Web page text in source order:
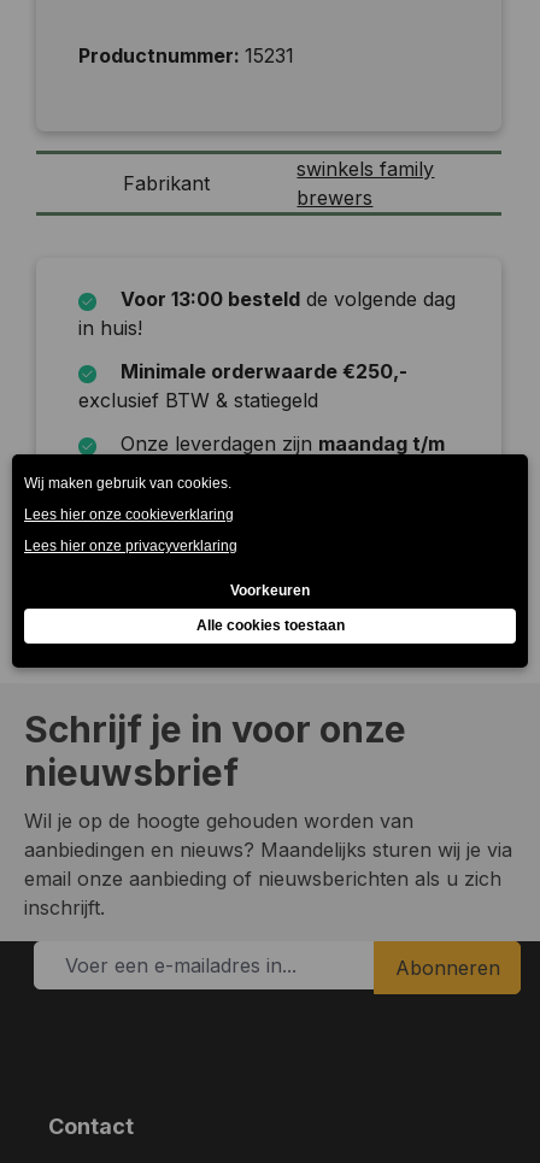
Productnummer: 15231
Fabrikant
swinkels family
brewers
Voor 13:00 besteld de volgende dag
in huis!
Minimale orderwaarde €250,-
exclusief BTW & statiegeld
Onze leverdagen zijn maandag t/m
zaterdag
Schrijf je in voor onze
nieuwsbrief
Wil je op de hoogte gehouden worden van
aanbiedingen en nieuws? Maandelijks sturen wij je via
email onze aanbieding of nieuwsberichten als u zich
inschrijft.
Abonneren
Contact